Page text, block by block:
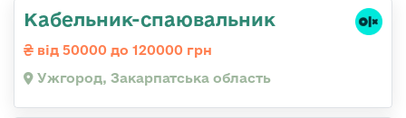
Кабельник-спаювальник
від 50000 до 120000 грн
Ужгород, Закарпатська область